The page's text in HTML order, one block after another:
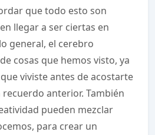
que todo esto son
llegar a ser ciertas en
general, el cerebro
cosas que hemos visto, ya
viviste antes de acostarte
anterior. También
pueden mezclar
para crear un